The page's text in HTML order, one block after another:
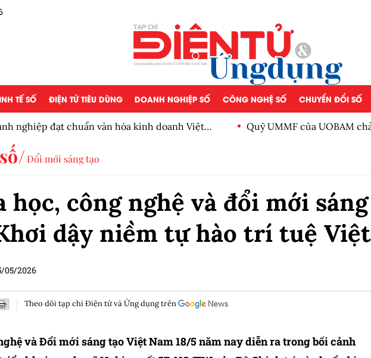
TẾ SỐ ĐIỆN TỬ TIÊU DÙNG DOANH NGHIỆP SỐ CÔNG NGHỆ SỐ CHUYỂN ĐỔI SỐ
nghiệp đạt chuẩn văn hóa kinh doanh Việt
Quỹ UMMF của UOBAM
Đổi mới sáng tạo
học, công nghệ và đổi mới sáng
dậy niềm tự hào trí tuệ Việt
05/2026
Theo dõi tạp chí Điện tử và Ứng dụng trên
và Đổi mới sáng tạo Việt Nam 18/5 năm nay diễn ra trong bối cảnh